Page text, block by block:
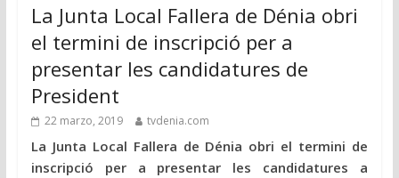
La Junta Local Fallera de Dénia obri
el termini de inscripció per a
presentar les candidatures de
President
22 marzo, 2019 tvdenia.com
La Junta Local Fallera de Dénia obri el termini de
inscripció per a presentar les candidatures a